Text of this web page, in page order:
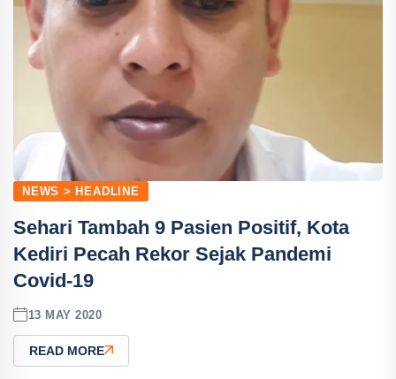
NEWS > HEADLINE
Sehari Tambah 9 Pasien Positif, Kota
Kediri Pecah Rekor Sejak Pandemi
Covid-19
13 MAY 2020
READ MORE